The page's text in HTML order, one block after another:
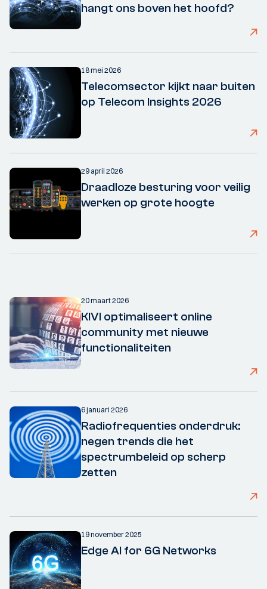
hangt ons boven het hoofd?
18 mei 2026
Telecomsector kijkt naar buiten
op Telecom Insights 2026
29 april 2026
Draadloze besturing voor veilig
werken op grote hoogte
20 maart 2026
KIVI optimaliseert online
community met nieuwe
functionaliteiten
6 januari 2026
Radiofrequenties onderdruk:
negen trends die het
spectrumbeleid op scherp
zetten
19 november 2025
Edge AI for 6G Networks